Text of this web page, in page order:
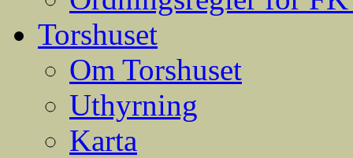
Torshuset
Om Torshuset
Uthyrning
Karta